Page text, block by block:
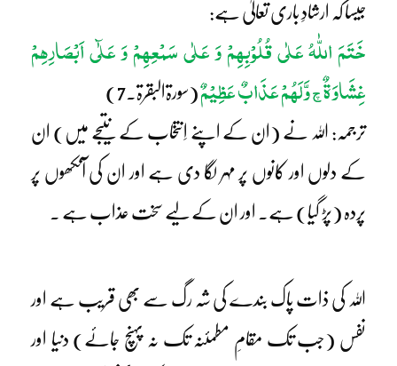
جیسا کہ ارشادِ باری تعالیٰ ہے:
خَتَمَ اللّٰہُ عَلٰی قُلُوْبِھِمْ وَ عَلٰی سَمْعِھِمْ وَ عَلٰٓی اَبْصَارِھِمْ
غِشَاوَۃٌچوَّلَھُمْ عَذَابٌ عَظِیْمٌ(سورۃالبقرۃ۔7)
ترجمہ: اللہ نے (ان کے اپنے اِنتخاب کے نتیجے میں) ان
کے دلوں اور کانوں پر مہر لگا دی ہے اور ان کی آنکھوں پر
پردہ (پڑ گیا) ہے۔ اور ان کے لیے سخت عذاب ہے ۔
اللہ کی ذات پاک بندے کی شہ رگ سے بھی قریب ہے اور
نفس (جب تک مقامِ مطمئنہ تک نہ پہنچ جائے) دنیا اور